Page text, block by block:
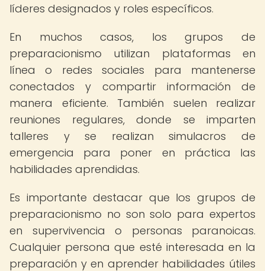
líderes designados y roles específicos.
En muchos casos, los grupos de
preparacionismo utilizan plataformas en
línea o redes sociales para mantenerse
conectados y compartir información de
manera eficiente. También suelen realizar
reuniones regulares, donde se imparten
talleres y se realizan simulacros de
emergencia para poner en práctica las
habilidades aprendidas.
Es importante destacar que los grupos de
preparacionismo no son solo para expertos
en supervivencia o personas paranoicas.
Cualquier persona que esté interesada en la
preparación y en aprender habilidades útiles